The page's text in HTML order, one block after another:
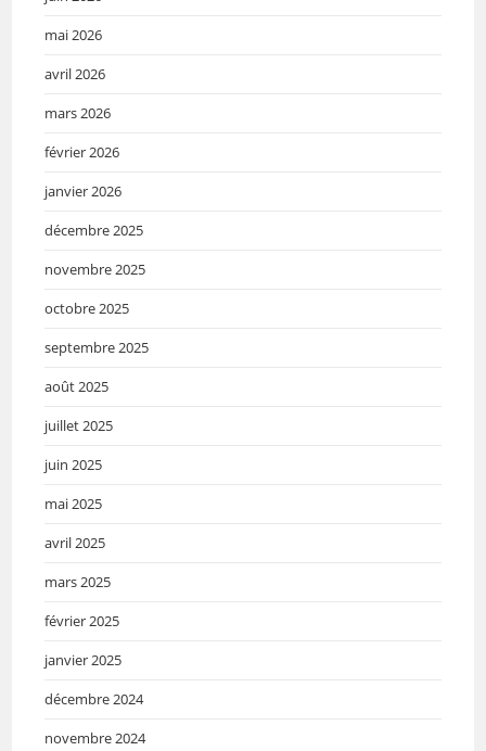
mai 2026
avril 2026
mars 2026
février 2026
janvier 2026
décembre 2025
novembre 2025
octobre 2025
septembre 2025
août 2025
juillet 2025
juin 2025
mai 2025
avril 2025
mars 2025
février 2025
janvier 2025
décembre 2024
novembre 2024